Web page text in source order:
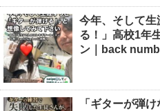
今年、そして
る！」高校1年
ン｜back
「ギターが弾